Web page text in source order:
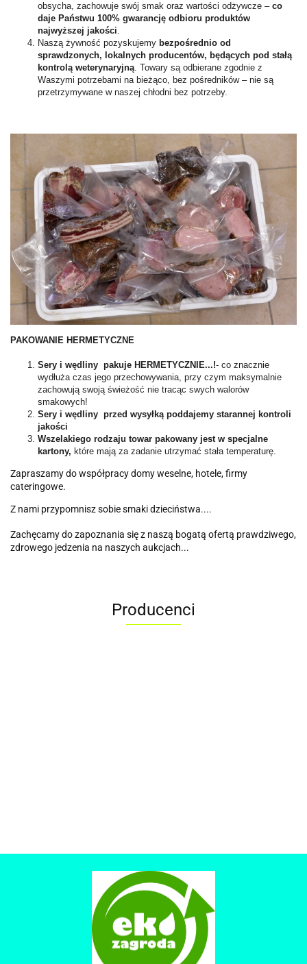
obsycha, zachowuje swój smak oraz wartości odżywcze – co
daje Państwu 100% gwarancję odbioru produktów
najwyższej jakości.
Naszą żywność pozyskujemy bezpośrednio od
sprawdzonych, lokalnych producentów, będących pod stałą
kontrolą weterynaryjną. Towary są odbierane zgodnie z
Waszymi potrzebami na bieżąco, bez pośredników – nie są
przetrzymywane w naszej chłodni bez potrzeby.
PAKOWANIE HERMETYCZNE
Sery i wędliny pakuje HERMETYCZNIE...!- co znacznie
wydłuża czas jego przechowywania, przy czym maksymalnie
zachowują swoją świeżość nie tracąc swych walorów
smakowych!
Sery i wędliny przed wysyłką poddajemy starannej kontroli
jakości
Wszelakiego rodzaju towar pakowany jest w specjalne
kartony, które mają za zadanie utrzymać stała temperaturę.
Zapraszamy do współpracy domy weselne, hotele, firmy
cateringowe.
Z nami przypomnisz sobie smaki dzieciństwa....
Zachęcamy do zapoznania się z naszą bogatą ofertą prawdziwego,
zdrowego jedzenia na naszych aukcjach...
Producenci